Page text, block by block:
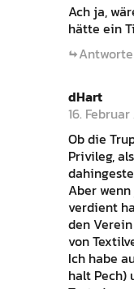
Ach ja,
hätte ein
dHart
16.
Ob die
Privileg,
Aber
verdient
den
von
Ich habe
halt Pech)